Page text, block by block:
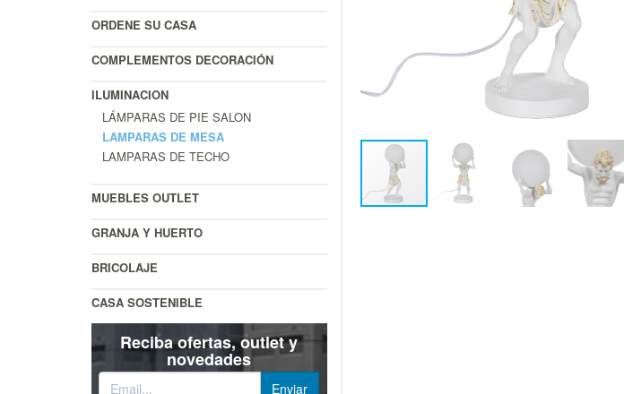
ORDENE SU CASA
COMPLEMENTOS DECORACIÓN
ILUMINACION
LÁMPARAS DE PIE SALON
LAMPARAS DE MESA
LAMPARAS DE TECHO
MUEBLES OUTLET
GRANJA Y HUERTO
BRICOLAJE
CASA SOSTENIBLE
Reciba ofertas, outlet y
novedades